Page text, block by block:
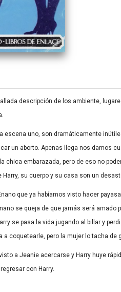
descripción de los ambiente,
escena uno, son dramáticamente
un aborto. Apenas llega nos damos
chica embarazada, pero de eso no
Harry, su cuerpo y su casa son un
que ya habíamos visto hacer
se queja de que jamás será amado
se pasa la vida jugando al billar y
a coquetearle, pero la mujer lo tacha
a Jeanie acercarse y Harry huye
con Harry.